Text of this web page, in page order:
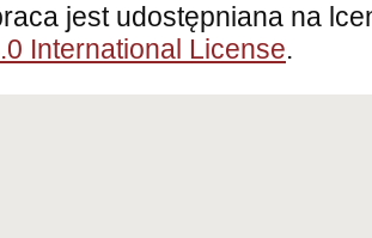
jest udostępniana na
International License.